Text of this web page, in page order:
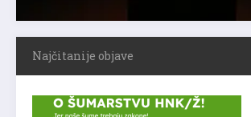
Najčitanije objave